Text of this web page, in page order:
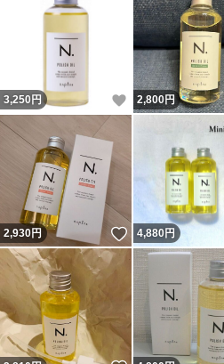
3,250 円 いいね！
2,800円
2,930円 いいね！
4,880円